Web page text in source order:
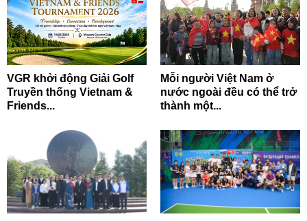
VGR khởi động Giải Golf
Truyền thống Vietnam &
Friends...
Mỗi người Việt Nam ở
nước ngoài đều có thể trở
thành một...